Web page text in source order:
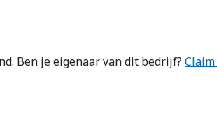
Ben je eigenaar van dit bedrijf?